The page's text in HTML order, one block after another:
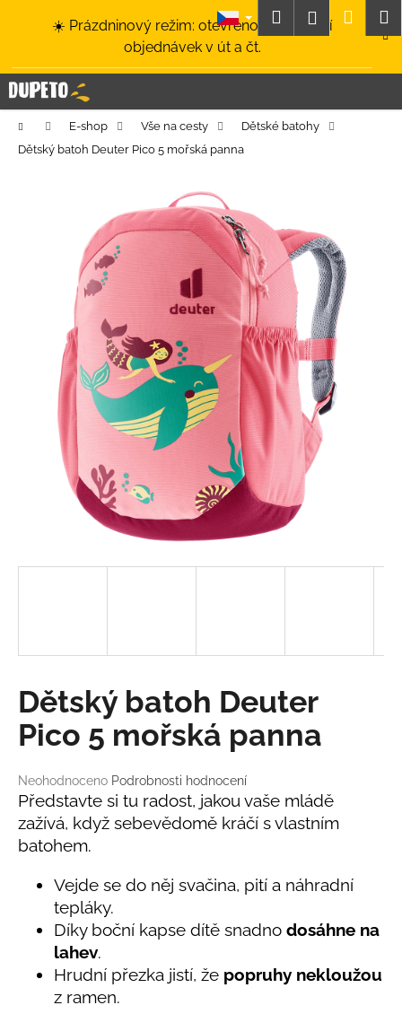
☀️ Prázdninový režim: otevřeno a odesílání
objednávek v út a čt.
HledatPřihlášení
Domů E-shop Vše na cesty
Dětské batohy
Dětský batoh Deuter Pico 5 mořská panna
Průměrné
hodnocení
produktu
je
0,0
hvězdiček.
Neohodnoceno Podrobnosti hodnocení
Dětský batoh Deuter
Pico 5 mořská panna
Představte si tu radost, jakou vaše mládě
zažívá, když sebevědomě kráčí s vlastním
batohem.
Vejde se do něj svačina, pití a náhradní
tepláky.
Díky boční kapse dítě snadno dosáhne na
lahev.
Hrudní přezka jistí, že popruhy nekloužou
z ramen.
í
k C
o
p
D
o
p
o
u
č
u
j
BAMBUSOVÉ
TRIKO
NÁMOŘNICKÉ
PRUHY